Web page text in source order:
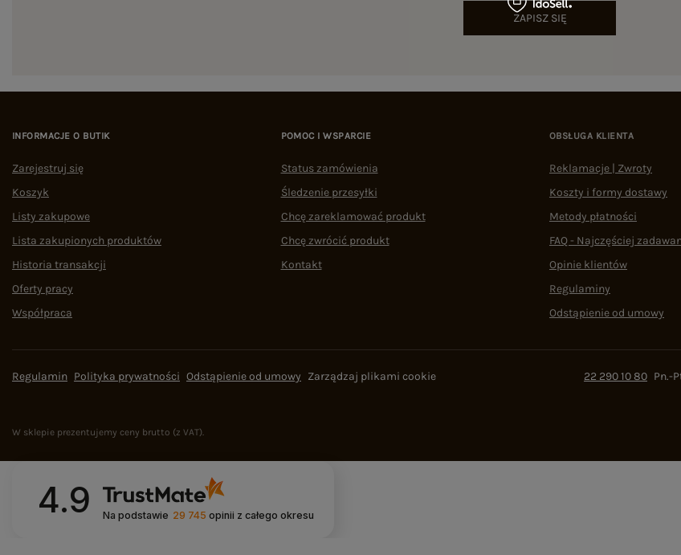
ZAPISZ SIĘ
INFORMACJE O BUTIK
Zarejestruj się
Koszyk
Listy zakupowe
Lista zakupionych produktów
Historia transakcji
Oferty pracy
Współpraca
POMOC I WSPARCIE
Status zamówienia
Śledzenie przesyłki
Chcę zareklamować produkt
Chcę zwrócić produkt
Kontakt
OBSŁUGA KLIENTA
Reklamacje | Zwroty
Koszty i formy dostawy
Metody płatności
FAQ - Najczęściej
Opinie klientów
Regulaminy
Odstąpienie od umowy
Regulamin Polityka prywatności Odstąpienie od umowy Zarządzaj plikami cookie 22 290 10 80 Pn.-
W sklepie prezentujemy ceny brutto (z VAT).
4.9 Na podstawie 29 745 opinii z całego okresu